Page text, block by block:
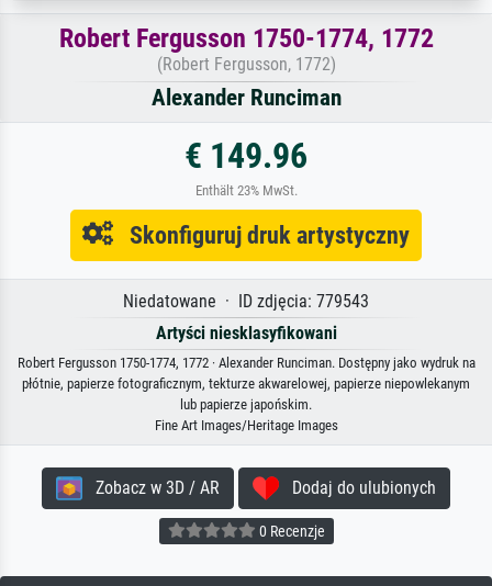
Robert Fergusson 1750-1774, 1772
(Robert Fergusson, 1772)
Alexander Runciman
€ 149.96
Enthält 23% MwSt.
Skonfiguruj druk artystyczny
Niedatowane · ID zdjęcia: 779543
Artyści niesklasyfikowani
Robert Fergusson 1750-1774, 1772 · Alexander Runciman. Dostępny jako wydruk na
płótnie, papierze fotograficznym, tekturze akwarelowej, papierze niepowlekanym
lub papierze japońskim.
Fine Art Images/Heritage Images
Zobacz w 3D / AR Dodaj do ulubionych
0 Recenzje